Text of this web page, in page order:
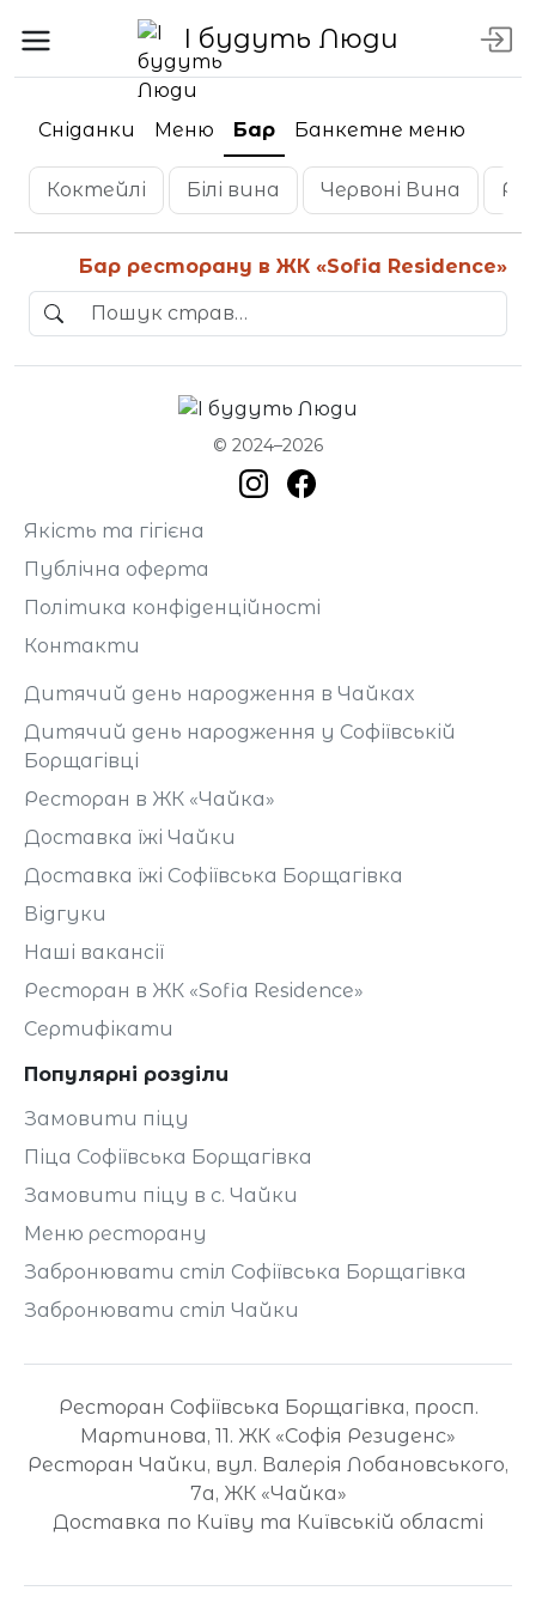
І будуть Люди
Сніданки Меню Бар Банкетне меню
Коктейлі Білі вина Червоні Вина
Бар ресторану в ЖК «Sofia Residence»
© 2024–2026
Якість та гігієна
Публічна оферта
Політика конфіденційності
Контакти
Дитячий день народження в Чайках
Дитячий день народження у Софіївській
Борщагівці
Ресторан в ЖК «Чайка»
Доставка їжі Чайки
Доставка їжі Софіївська Борщагівка
Відгуки
Наші вакансії
Ресторан в ЖК «Sofia Residence»
Сертифікати
Популярні розділи
Замовити піцу
Піца Софіївська Борщагівка
Замовити піцу в с. Чайки
Меню ресторану
Забронювати стіл Софіївська Борщагівка
Забронювати стіл Чайки
Ресторан Софіївська Борщагівка, просп.
Мартинова, 11. ЖК «Софія Резиденс»
Ресторан Чайки, вул. Валерія Лобановського,
7а, ЖК «Чайка»
Доставка по Київу та Київській області